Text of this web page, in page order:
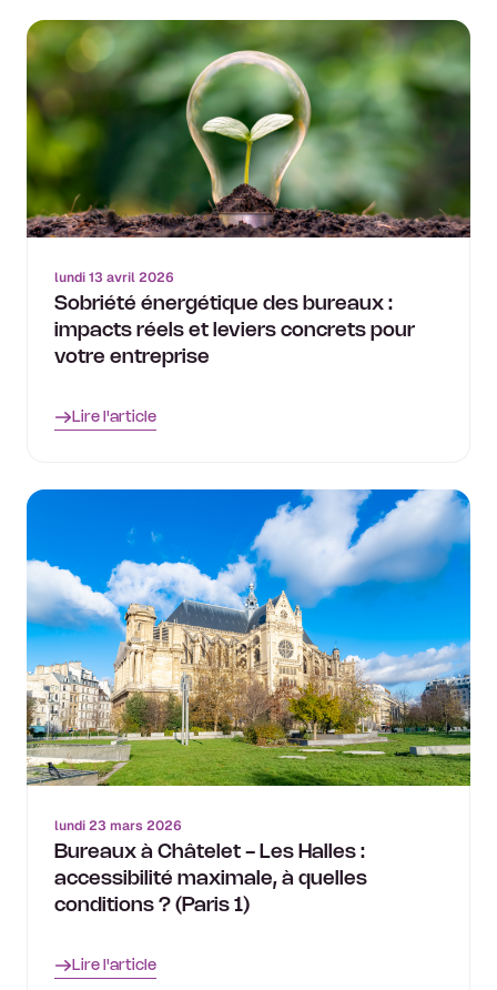
lundi 13 avril 2026
Sobriété énergétique des bureaux :
impacts réels et leviers concrets pour
votre entreprise
Lire l'article
lundi 23 mars 2026
Bureaux à Châtelet - Les Halles :
accessibilité maximale, à quelles
conditions ? (Paris 1)
Lire l'article